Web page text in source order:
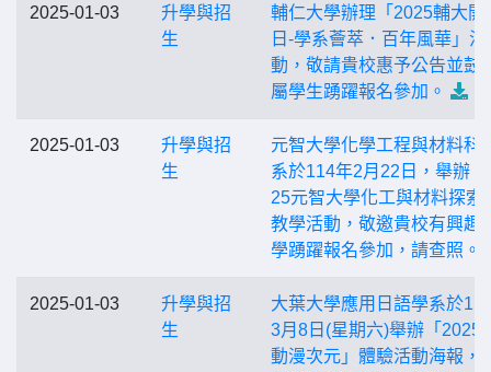
2025-01-03
升學與招
生
輔仁大學辦理「2025輔大開
日-學系薈萃．百年風華」活
動，敬請貴校惠予公告並鼓
屬學生踴躍報名參加。
2025-01-03
升學與招
生
元智大學化學工程與材料科
系於114年2月22日，舉辦「
25元智大學化工與材料探索
教學活動，敬邀貴校有興趣
學踴躍報名參加，請查照。
2025-01-03
升學與招
生
大葉大學應用日語學系於
3月8日(星期六)舉辦「2025
動漫次元」體驗活動海報，